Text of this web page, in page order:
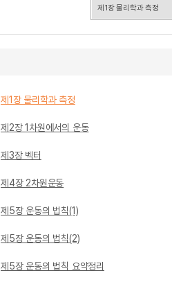
제1장 물리학과 측정
제1장 물리학과 측정
제2장 1차원에서의 운동
제3장 벡터
제4장 2차원운동
제5장 운동의 법칙(1)
제5장 운동의 법칙(2)
제5장 운동의 법칙 요약정리